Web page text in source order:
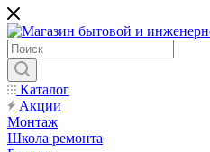
Каталог
Акции
Монтаж
Школа ремонта